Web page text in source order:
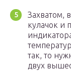
Захватом,
кулачок и
так, то
двух